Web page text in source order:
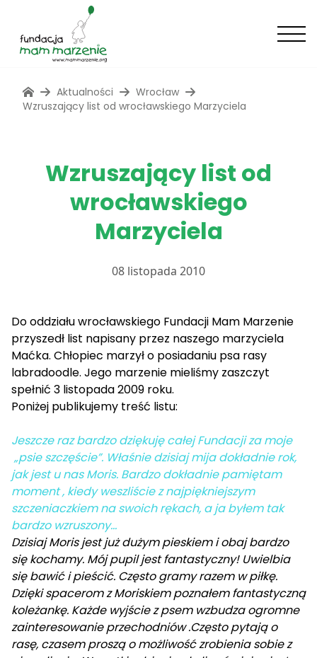
Aktualności
Wrocław
Wzruszający list od wrocławskiego Marzyciela
Wzruszający list od
wrocławskiego
Marzyciela
08 listopada 2010
Do oddziału wrocławskiego Fundacji Mam Marzenie
przyszedł list napisany przez naszego marzyciela
Maćka. Chłopiec marzył o posiadaniu psa rasy
labradoodle. Jego marzenie mieliśmy zaszczyt
spełnić 3 listopada 2009 roku.
Poniżej publikujemy treść listu:
Jeszcze raz bardzo dziękuję całej Fundacji za moje
„psie szczęście”. Właśnie dzisiaj mija dokładnie rok,
jak jest u nas Moris. Bardzo dokładnie pamiętam
moment , kiedy weszliście z najpiękniejszym
szczeniaczkiem na swoich rękach, a ja byłem tak
bardzo wzruszony…
Dzisiaj Moris jest już dużym pieskiem i obaj bardzo
się kochamy. Mój pupil jest fantastyczny! Uwielbia
się bawić i pieścić. Często gramy razem w piłkę.
Dzięki spacerom z Moriskiem poznałem fantastyczną
koleżankę. Każde wyjście z psem wzbudza ogromne
zainteresowanie przechodniów .Często pytają o
rasę, czasem proszą o możliwość zrobienia sobie z